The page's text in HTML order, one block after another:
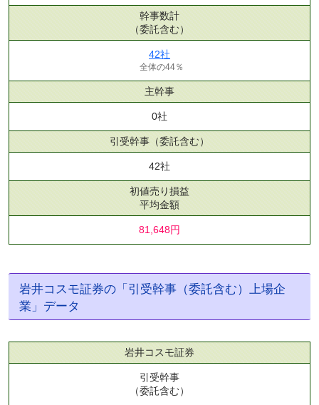
幹事数計
（委託含む）
42社
全体の44％
主幹事
0社
引受幹事 （委託含む）
42社
初値売り損益
平均金額
81,648円
岩井コスモ証券の「引受幹事（委託含む）上場企
業」データ
岩井コスモ証券
引受幹事
（委託含む）